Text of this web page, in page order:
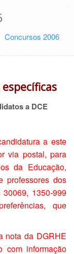
Concursos 2006
a DCE
a este
via postal, para
da Educação,
professores dos
1350-999
que
nota da DGRHE
informação